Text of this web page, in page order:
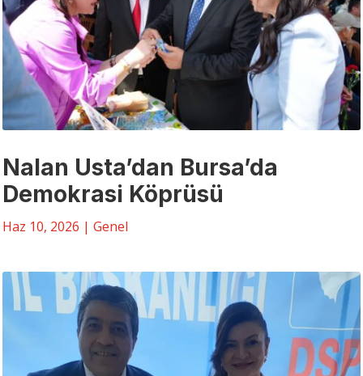
Nalan Usta’dan Bursa’da
Demokrasi Köprüsü
Haz 10, 2026 | Genel